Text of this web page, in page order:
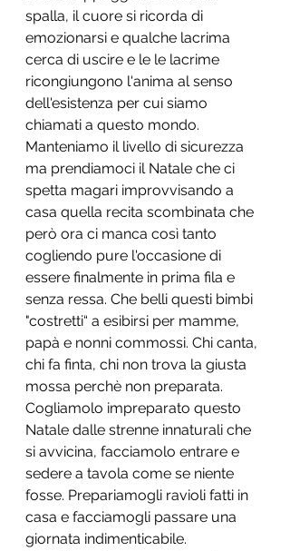
spalla, il cuore si ricorda di
emozionarsi e qualche lacrima
cerca di uscire e le le lacrime
ricongiungono l'anima al senso
dell'esistenza per cui siamo
chiamati a questo mondo.
Manteniamo il livello di sicurezza
ma prendiamoci il Natale che ci
spetta magari improvvisando a
casa quella recita scombinata che
però ora ci manca così tanto
cogliendo pure l'occasione di
essere finalmente in prima fila e
senza ressa. Che belli questi bimbi
"costretti“ a esibirsi per mamme,
papà e nonni commossi. Chi canta,
chi fa finta, chi non trova la giusta
mossa perchè non preparata.
Cogliamolo impreparato questo
Natale dalle strenne innaturali che
si avvicina, facciamolo entrare e
sedere a tavola come se niente
fosse. Prepariamogli ravioli fatti in
casa e facciamogli passare una
giornata indimenticabile.